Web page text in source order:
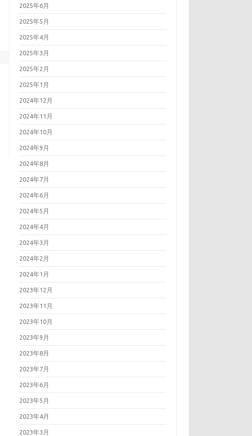
2025年6月
2025年5月
2025年4月
2025年3月
2025年2月
2025年1月
2024年12月
2024年11月
2024年10月
2024年9月
2024年8月
2024年7月
2024年6月
2024年5月
2024年4月
2024年3月
2024年2月
2024年1月
2023年12月
2023年11月
2023年10月
2023年9月
2023年8月
2023年7月
2023年6月
2023年5月
2023年4月
2023年3月